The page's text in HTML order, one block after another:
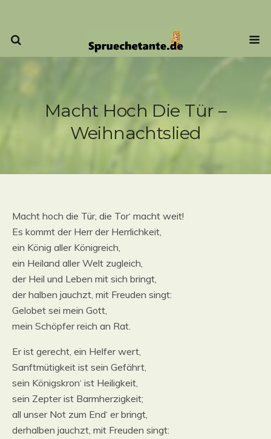
Macht Hoch Die Tür –
Weihnachtslied
Macht hoch die Tür, die Tor‘ macht weit!
Es kommt der Herr der Herrlichkeit,
ein König aller Königreich,
ein Heiland aller Welt zugleich,
der Heil und Leben mit sich bringt,
der halben jauchzt, mit Freuden singt:
Gelobet sei mein Gott,
mein Schöpfer reich an Rat.
Er ist gerecht, ein Helfer wert,
Sanftmütigkeit ist sein Gefährt,
sein Königskron‘ ist Heiligkeit,
sein Zepter ist Barmherzigkeit;
all unser Not zum End‘ er bringt,
derhalben jauchzt, mit Freuden singt: